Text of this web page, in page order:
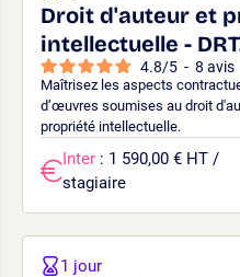
Droit d'auteur et
intellectuelle -
4.8/5 - 8 avis
Maîtrisez les aspects
d’œuvres soumises au droit
propriété intellectuelle.
Inter : 1 590,00 € HT /
stagiaire
1 jour